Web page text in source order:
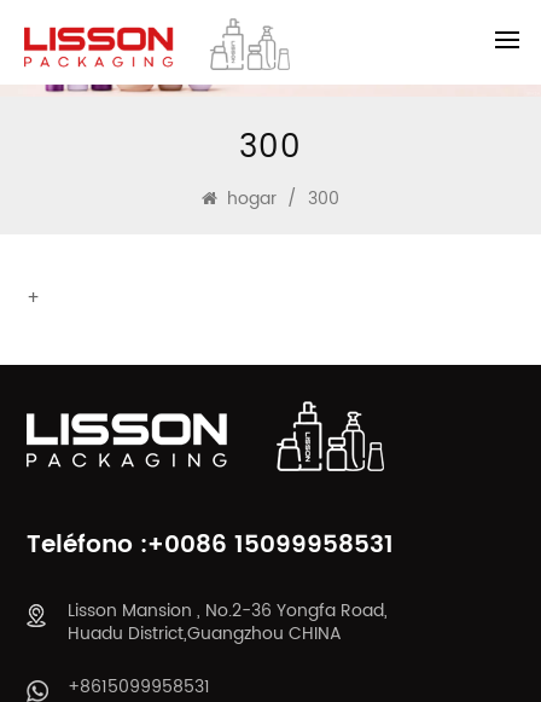
300
hogar / 300
+
Teléfono :+0086 15099958531
Lisson Mansion , No.2-36 Yongfa Road,
Huadu District,Guangzhou CHINA
+8615099958531